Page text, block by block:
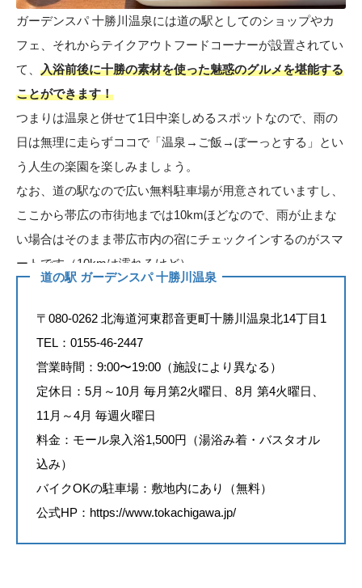
ガーデンスパ 十勝川温泉には道の駅としてのショップやカ
フェ、それからテイクアウトフードコーナーが設置されてい
て、 入浴前後に十勝の素材を使った魅惑のグルメを堪能する
ことができます！
つまりは温泉と併せて1日中楽しめるスポットなので、雨の
日は無理に走らずココで「温泉→ご飯→ぼーっとする」とい
う人生の楽園を楽しみましょう。
なお、道の駅なので広い無料駐車場が用意されていますし、
ここから帯広の市街地までは10kmほどなので、雨が止まな
い場合はそのまま帯広市内の宿にチェックインするのがスマ
ートです（10kmは濡れるけど）
道の駅 ガーデンスパ 十勝川温泉
〒080-0262 北海道河東郡音更町十勝川温泉北14丁目1
TEL：0155-46-2447
営業時間：9:00〜19:00（施設により異なる）
定休日：5月～10月 毎月第2火曜日、8月 第4火曜日、
11月～4月 毎週火曜日
料金：モール泉入浴1,500円（湯浴み着・バスタオル
込み）
バイクOKの駐車場：敷地内にあり（無料）
公式HP： https://www.tokachigawa.jp/